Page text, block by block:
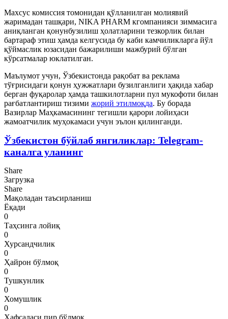
Махсус комиссия томонидан қўлланилган молиявий
жаримадан ташқари, NIKA PHARM кгомпанияси зиммасига
аниқланган қонунбузилиш ҳолатларини тезкорлик билан
бартараф этиш ҳамда келгусида бу каби камчиликларга йўл
қўймаслик юзасидан бажарилиши мажбурий бўлган
кўрсатмалар юклатилган.
Маълумот учун, Ўзбекистонда рақобат ва реклама
тўғрисидаги қонун ҳужжатлари бузилганлиги ҳақида хабар
берган фуқаролар ҳамда ташкилотларни пул мукофоти билан
рағбатлантириш тизими жорий этилмоқда. Бу борада
Вазирлар Маҳкамасининг тегишли қарори лойиҳаси
жамоатчилик муҳокамаси учун эълон қилинганди.
Ўзбекистон бўйлаб янгиликлар: Telegram-
каналга уланинг
Share
Загрузка
Share
Мақоладан таъсирланиш
Ёқади
0
Таҳсинга лойиқ
0
Хурсандчилик
0
Ҳайрон бўлмоқ
0
Тушкунлик
0
Хомушлик
0
Ҳафсаласи пир бўлмоқ